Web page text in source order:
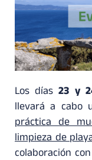
Los días23 y
llevará a cabo
práctica de
limpieza de
colaboración